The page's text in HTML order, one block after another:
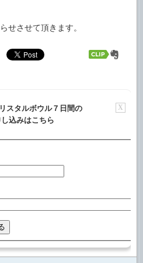
せさせて頂きます。
X
スタルボウル７日間の
込みはこちら